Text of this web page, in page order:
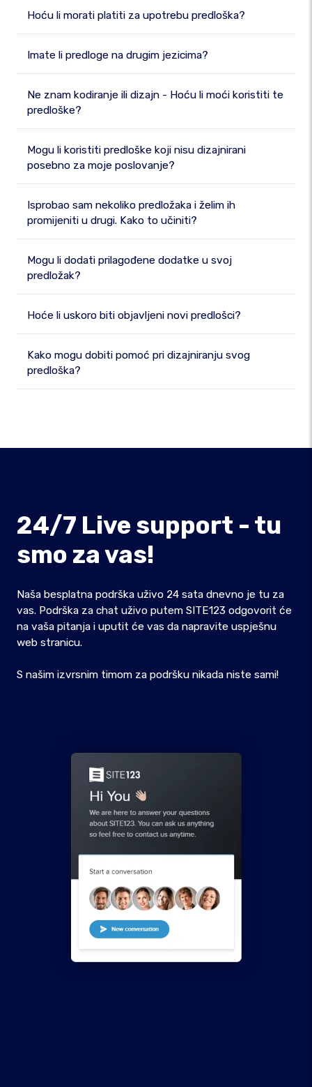
Hoću li morati platiti za upotrebu predloška?
Imate li predloge na drugim jezicima?
Ne znam kodiranje ili dizajn - Hoću li moći koristiti te
predloške?
Mogu li koristiti predloške koji nisu dizajnirani
posebno za moje poslovanje?
Isprobao sam nekoliko predložaka i želim ih
promijeniti u drugi. Kako to učiniti?
Mogu li dodati prilagođene dodatke u svoj
predložak?
Hoće li uskoro biti objavljeni novi predlošci?
Kako mogu dobiti pomoć pri dizajniranju svog
predloška?
24/7 Live support - tu
smo za vas!
Naša besplatna podrška uživo 24 sata dnevno je tu za
vas. Podrška za chat uživo putem SITE123 odgovorit će
na vaša pitanja i uputit će vas da napravite uspješnu
web stranicu.
S našim izvrsnim timom za podršku nikada niste sami!